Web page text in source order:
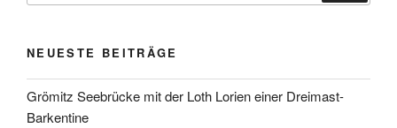
NEUESTE BEITRÄGE
Grömitz Seebrücke mit der Loth Lorien einer Dreimast-
Barkentine